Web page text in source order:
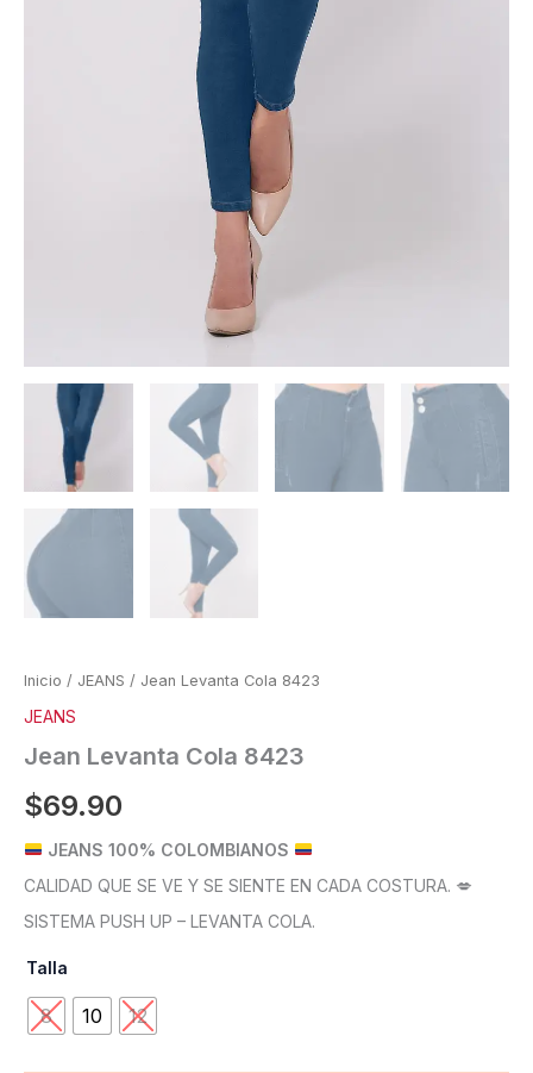
Inicio / JEANS / Jean Levanta Cola 8423
JEANS
Jean Levanta Cola 8423
$69.90
JEANS 100% COLOMBIANOS
CALIDAD QUE SE VE Y SE SIENTE EN CADA COSTURA. 💋
SISTEMA PUSH UP – LEVANTA COLA.
Talla
8 10 12